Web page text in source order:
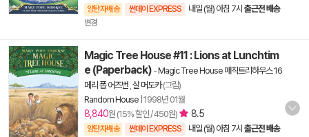
양탄자배송 썬데이 EXPRESS 내일 (월) 아침 7시 출근전 배송
변경
Magic Tree House #11 : Lions at Lunchtim
e (Paperback) -Magic Tree House 매직트리하우스 16
메리 폽 어즈번 살 머도카(그림)
Random House 1998년 01월
8,840원 (15% 할인 / 450원) 8.5
양탄자배송 썬데이 EXPRESS 내일 (월) 아침 7시 출근전 배송